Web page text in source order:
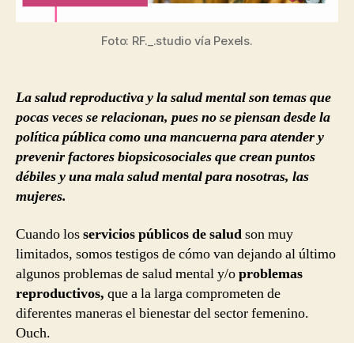
tu
salud
Foto: RF._.studio vía Pexels.
La salud reproductiva y la salud mental son temas que
pocas veces se relacionan, pues no se piensan desde la
política pública como una mancuerna para atender y
prevenir factores biopsicosociales que crean puntos
débiles y una mala salud mental para nosotras, las
mujeres.
Cuando losservicios públicos de saludson muy
limitados, somos testigos de cómo van dejando al último
algunos problemas de salud mental y/oproblemas
reproductivos, que a la larga comprometen de
diferentes maneras el bienestar del sector femenino.
Ouch.